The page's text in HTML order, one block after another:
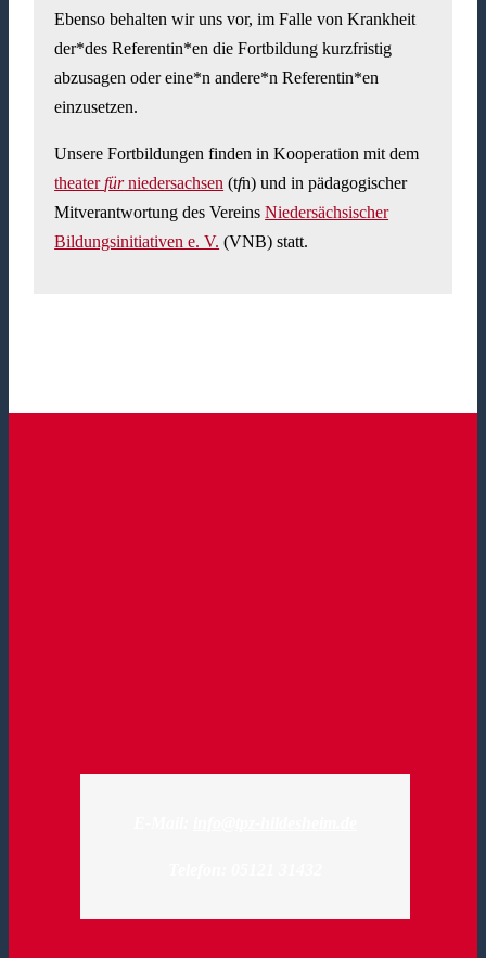
Ebenso behalten wir uns vor, im Falle von Krankheit
der*des Referentin*en die Fortbildung kurzfristig
abzusagen oder eine*n andere*n Referentin*en
einzusetzen.
Unsere Fortbildungen finden in Kooperation mit dem
theaterfürniedersachsen (tfn) und in pädagogischer
Mitverantwortung des VereinsNiedersächsischer
Bildungsinitiativen e. V. (VNB) statt.